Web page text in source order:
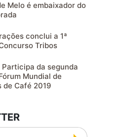
Melo é embaixador do
conclui a 1ª
Tribos
da segunda
Mundial de
de Café 2019